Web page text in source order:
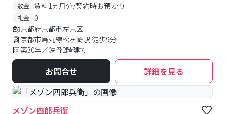
敷金 賃料1ヵ月分/契約時お預かり
礼金
0
京都府京都市左京区
京都市烏丸線松ヶ崎駅 徒歩9分
築30年／鉄骨2階建て
お問合せ 詳細を見る
メゾン四郎兵衛